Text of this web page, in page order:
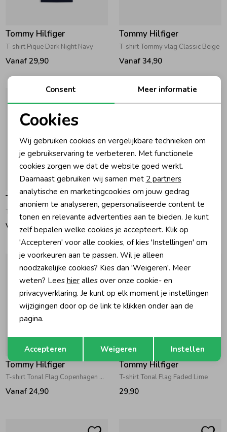
Tommy Hilfiger
T-shirt Pique Dark Night Navy
Vanaf 29,90
Tommy Hilfiger
T-shirt Tommy vlag Classic Beige
Vanaf 34,90
Tommy Hilfiger
Vanaf 34,90
Tommy Hilfiger
T-shirt Tonal Flag Neon Lychee
Vanaf 24,90
Tommy Hilfiger
T-shirt Tonal Flag Copenhagen Blue
Vanaf 24,90
Tommy Hilfiger
T-shirt Tonal Flag Faded Lime
29,90
Noodzakelijke cookies
Personalisatie cookies
Analytische cookies
Marketing cookies
Terug Opslaan
Consent Meer informatie
Cookies
Wij gebruiken cookies en vergelijkbare technieken om
je gebruikservaring te verbeteren. Met functionele
cookies zorgen we dat de website goed werkt.
Daarnaast gebruiken wij samen met 2 partners
analytische en marketingcookies om jouw gedrag
anoniem te analyseren, gepersonaliseerde content te
tonen en relevante advertenties aan te bieden. Je kunt
zelf bepalen welke cookies je accepteert. Klik op
'Accepteren' voor alle cookies, of kies 'Instellingen' om
je voorkeuren aan te passen. Wil je alleen
noodzakelijke cookies? Kies dan 'Weigeren'. Meer
weten? Lees hieralles over onze cookie- en
privacyverklaring. Je kunt op elk moment je instellingen
wijzigingen door op de link te klikken onder aan de
pagina.
Accepteren Weigeren Instellen